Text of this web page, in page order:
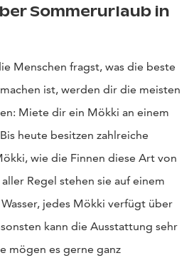
Sommerurlaub in
Menschen fragst, was die beste
ist, werden dir die meisten
Miete dir ein Mökki an einem
heute besitzen zahlreiche
wie die Finnen diese Art von
Regel stehen sie auf einem
jedes Mökki verfügt über
kann die Ausstattung sehr
mögen es gerne ganz